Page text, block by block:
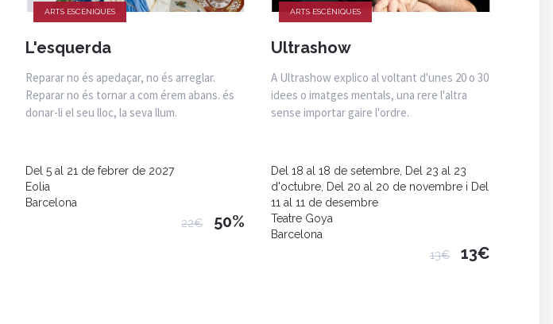
ARTS ESCÈNIQUES
L'esquerda
Reparar no és apedaçar, no és arreglar.
Reparar no és tornar a com érem abans. és
donar-li el seu lloc, la seva llum.
Del 5 al 21 de febrer de 2027
Eolia
Barcelona
22€
50%
ARTS ESCÈNIQUES
Ultrashow
A Ultrashow explico al voltant d'unes 20 o 30
idees o imatges mentals, una rere l'altra
sense importar gaire l'ordre.
Del 18 al 18 de setembre, Del 23 al 23
d'octubre, Del 20 al 20 de novembre i Del
11 al 11 de desembre
Teatre Goya
Barcelona
13€
13€